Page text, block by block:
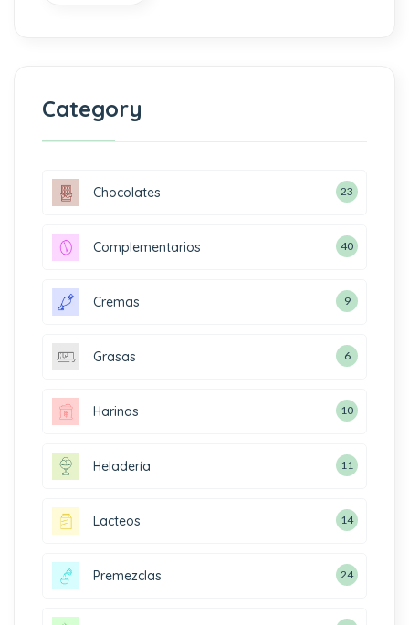
Category
Chocolates 23
Complementarios 40
Cremas 9
Grasas 6
Harinas 10
Heladería 11
Lacteos 14
Premezclas 24